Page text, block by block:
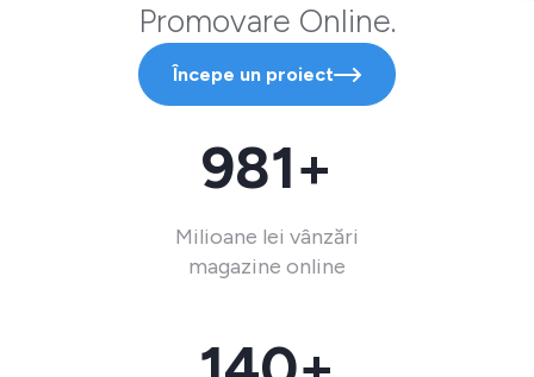
Promovare Online.
Începe un proiect
981+
Milioane lei vânzări
magazine online